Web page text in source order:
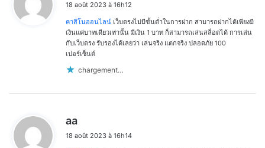
t
:
18 août 2023 à 16h12
คาสิโนออนไลน์ เว็บตรงไม่มีขั้นต่ำในการฝาก สามารถฝากได้เพียงมี
เงินแค่บาทเดียวเท่านั้น มีเงิน 1 บาท ก็สามารถเล่นสล็อตได้ การเล่น
กับเว็บตรง รับรองได้เลยว่า เล่นจริง แตกจริง ปลอดภัย 100
เปอร์เซ็นต์
chargement…
aa
t
18 août 2023 à 16h14